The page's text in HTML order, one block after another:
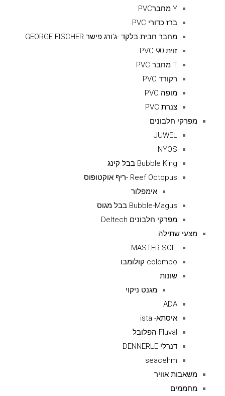
Y מחברPVC
ברז כדורי PVC
מחבר חבית בלקד -ג'ורג פישר GEORGE FISCHER
זוית 90 PVC
T מחבר PVC
רקורד PVC
מופה PVC
צנרת PVC
מפרקי חלבונים
JUWEL
NYOS
Bubble King בבל קינג
Reef Octopus -ריף אוקטופוס
אימפלור
Bubble-Magus בבל מגוס
מפרקי חלבונים Deltech
מצעי שתילה
MASTER SOIL
colombo קולומבו
שונות
מגנט ניקוי
ADA
איסתא- ista
Fluval הפלובל
דנרלי DENNERLE
seacehm
משאבות אוויר
מחממים